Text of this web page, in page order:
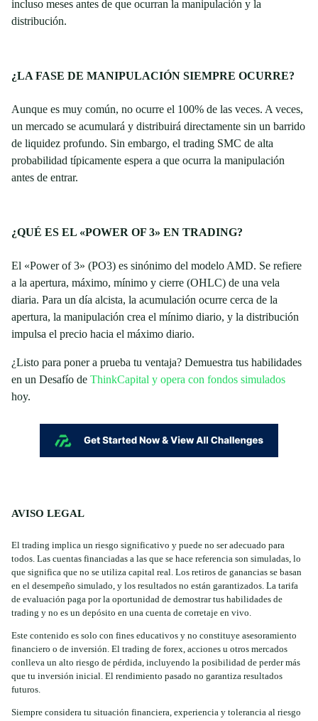
incluso meses antes de que ocurran la manipulación y la
distribución.
¿LA FASE DE MANIPULACIÓN SIEMPRE OCURRE?
Aunque es muy común, no ocurre el 100% de las veces. A veces,
un mercado se acumulará y distribuirá directamente sin un barrido
de liquidez profundo. Sin embargo, el trading SMC de alta
probabilidad típicamente espera a que ocurra la manipulación
antes de entrar.
¿QUÉ ES EL «POWER OF 3» EN TRADING?
El «Power of 3» (PO3) es sinónimo del modelo AMD. Se refiere
a la apertura, máximo, mínimo y cierre (OHLC) de una vela
diaria. Para un día alcista, la acumulación ocurre cerca de la
apertura, la manipulación crea el mínimo diario, y la distribución
impulsa el precio hacia el máximo diario.
¿Listo para poner a prueba tu ventaja? Demuestra tus habilidades
en un Desafío de ThinkCapital y opera con fondos simulados
hoy.
AVISO LEGAL
El trading implica un riesgo significativo y puede no ser adecuado para
todos. Las cuentas financiadas a las que se hace referencia son simuladas, lo
que significa que no se utiliza capital real. Los retiros de ganancias se basan
en el desempeño simulado, y los resultados no están garantizados. La tarifa
de evaluación paga por la oportunidad de demostrar tus habilidades de
trading y no es un depósito en una cuenta de corretaje en vivo.
Este contenido es solo con fines educativos y no constituye asesoramiento
financiero o de inversión. El trading de forex, acciones u otros mercados
conlleva un alto riesgo de pérdida, incluyendo la posibilidad de perder más
que tu inversión inicial. El rendimiento pasado no garantiza resultados
futuros.
Siempre considera tu situación financiera, experiencia y tolerancia al riesgo